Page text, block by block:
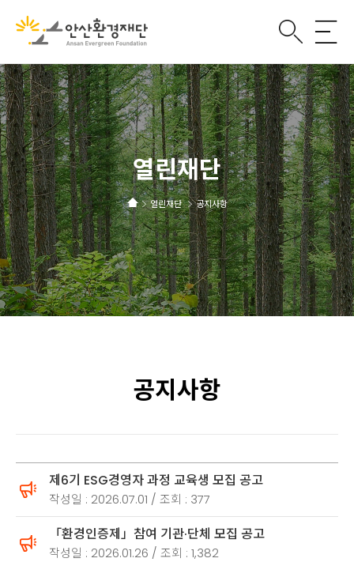
열린재단
열린재단 공지사항
공지사항
제6기 ESG경영자 과정 교육생 모집 공고
작성일 : 2026.07.01 / 조회 : 377
「환경인증제」참여 기관·단체 모집 공고
작성일 : 2026.01.26 / 조회 : 1,382